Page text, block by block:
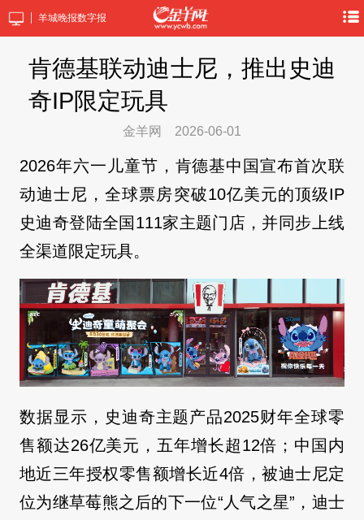
羊城晚报数字报
肯德基联动迪士尼，推出史迪
奇IP限定玩具
金羊网 2026-06-01
2026年六一儿童节，肯德基中国宣布首次联
动迪士尼，全球票房突破10亿美元的顶级IP
史迪奇登陆全国111家主题门店，并同步上线
全渠道限定玩具。
数据显示，史迪奇主题产品2025财年全球零
售额达26亿美元，五年增长超12倍；中国内
地近三年授权零售额增长近4倍，被迪士尼定
位为继草莓熊之后的下一位“人气之星”，迪士